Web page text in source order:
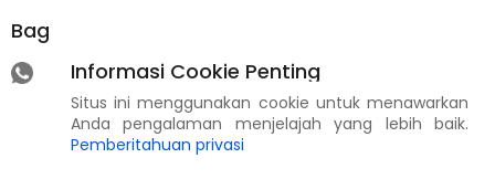
Bagikan
Informasi Cookie Penting
Situs ini menggunakan cookie untuk menawarkan
Anda pengalaman menjelajah yang lebih baik.
Pemberitahuan privasi